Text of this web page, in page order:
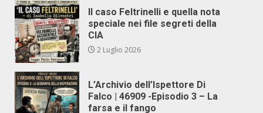
Il caso Feltrinelli e quella nota
speciale nei file segreti della
CIA
2 Luglio 2026
L’Archivio dell’Ispettore Di
Falco | 46909 -Episodio 3 – La
farsa e il fango